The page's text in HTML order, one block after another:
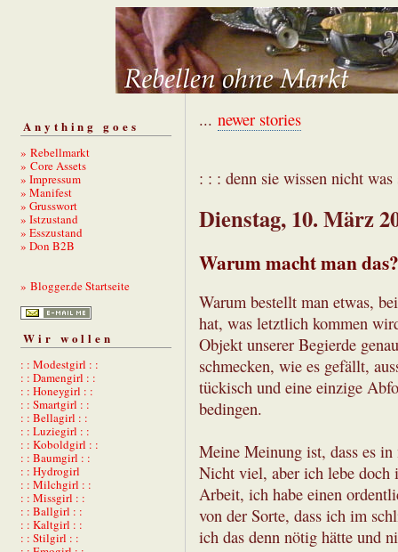
Anything goes
» Rebellmarkt
» Core Assets
» Impressum
» Manifest
» Grusswort
» Istzustand
» Esszustand
» Don B2B
» Blogger.de Startseite
Wir wollen
: : Modestgirl : :
: : Damengirl : :
: : Honeygirl : :
: : Smartgirl : :
: : Bellagirl : :
: : Luziegirl : :
: : Koboldgirl : :
: : Baumgirl : :
: : Hydrogirl
: : Milchgirl : :
: : Missgirl : :
: : Ballgirl : :
: : Kaltgirl : :
: : Stilgirl : :
... newer stories
: : : denn sie wissen nicht
Dienstag, 10. März
Warum macht man das?
Warum bestellt man etwas,
hat, was letztlich kommen
Objekt unserer Begierde
schmecken, wie es gefällt,
tückisch und eine einzige
bedingen.
Meine Meinung ist, dass es
Nicht viel, aber ich lebe doch
Arbeit, ich habe einen
von der Sorte, dass ich im
ich das denn nötig hätte und